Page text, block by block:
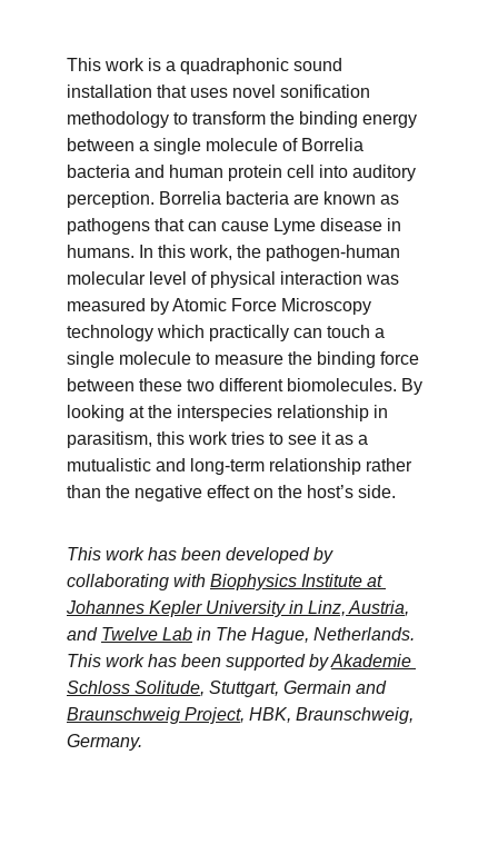
This work is a quadraphonic sound
installation that uses novel sonification
methodology to transform the binding energy
between a single molecule of Borrelia
bacteria and human protein cell into auditory
perception. Borrelia bacteria are known as
pathogens that can cause Lyme disease in
humans. In this work, the pathogen-human
molecular level of physical interaction was
measured by Atomic Force Microscopy
technology which practically can touch a
single molecule to measure the binding force
between these two different biomolecules. By
looking at the interspecies relationship in
parasitism, this work tries to see it as a
mutualistic and long-term relationship rather
than the negative effect on the host’s side.
This work has been developed by
collaborating with Biophysics Institute at
Johannes Kepler University in Linz, Austria,
and Twelve Lab in The Hague, Netherlands.
This work has been supported by Akademie
Schloss Solitude, Stuttgart, Germain and
Braunschweig Project, HBK, Braunschweig,
Germany.